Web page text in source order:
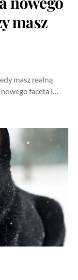
masz
masz realną
nowego faceta i…